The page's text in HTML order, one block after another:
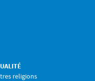
religions